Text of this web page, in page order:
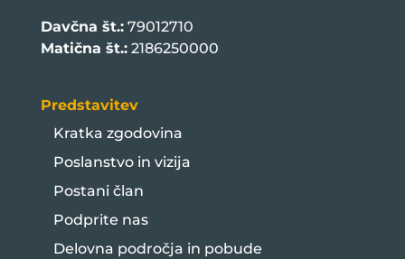
Davčna št.:79012710
Matična št.:2186250000
Predstavitev
Kratka zgodovina
Poslanstvo in vizija
Postani član
Podprite nas
Delovna področja in pobude